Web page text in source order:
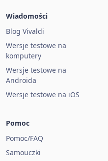
Wiadomości
Blog Vivaldi
Wersje testowe na
komputery
Wersje testowe na
Androida
Wersje testowe na iOS
Pomoc
Pomoc/FAQ
Samouczki